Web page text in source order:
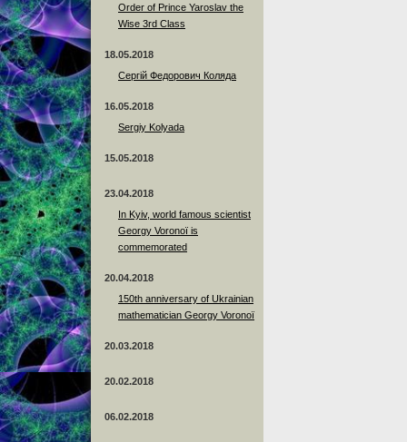
Order of Prince Yaroslav the
Wise 3rd Class
18.05.2018
Сергій Федорович Коляда
16.05.2018
Sergiy Kolyada
15.05.2018
23.04.2018
In Kyiv, world famous scientist
Georgy Voronoï is
commemorated
20.04.2018
150th anniversary of Ukrainian
mathematician Georgy Voronoï
20.03.2018
20.02.2018
06.02.2018